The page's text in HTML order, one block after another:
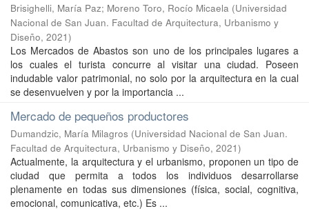
Brisighelli, María Paz; Moreno Toro, Rocío Micaela (Universidad
Nacional de San Juan. Facultad de Arquitectura, Urbanismo y
Diseño, 2021)
Los Mercados de Abastos son uno de los principales lugares a
los cuales el turista concurre al visitar una ciudad. Poseen
indudable valor patrimonial, no solo por la arquitectura en la cual
se desenvuelven y por la importancia ...
Mercado de pequeños productores
Dumandzic, María Milagros (Universidad Nacional de San Juan.
Facultad de Arquitectura, Urbanismo y Diseño, 2021)
Actualmente, la arquitectura y el urbanismo, proponen un tipo de
ciudad que permita a todos los individuos desarrollarse
plenamente en todas sus dimensiones (física, social, cognitiva,
emocional, comunicativa, etc.) Es ...